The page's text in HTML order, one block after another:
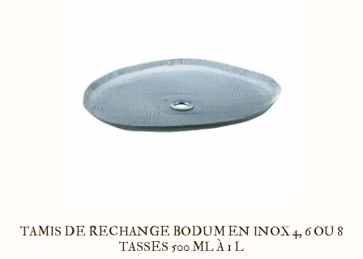
TAMIS DE RECHANGE BODUM EN INOX 4, 6 OU 8
TASSES 500 ML À 1 L